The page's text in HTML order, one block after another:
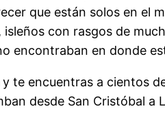
que están solos en el
con rasgos de
encontraban en donde
te encuentras a cientos
desde San Cristóbal a